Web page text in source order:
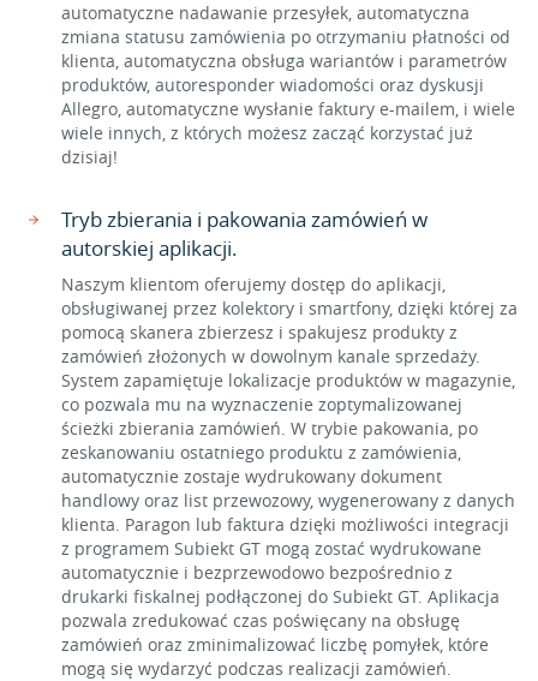
automatyczne nadawanie przesyłek, automatyczna
zmiana statusu zamówienia po otrzymaniu płatności od
klienta, automatyczna obsługa wariantów i parametrów
produktów, autoresponder wiadomości oraz dyskusji
Allegro, automatyczne wysłanie faktury e-mailem, i wiele
wiele innych, z których możesz zacząć korzystać już
dzisiaj!
Tryb zbierania i pakowania zamówień w
autorskiej aplikacji.
Naszym klientom oferujemy dostęp do aplikacji,
obsługiwanej przez kolektory i smartfony, dzięki której za
pomocą skanera zbierzesz i spakujesz produkty z
zamówień złożonych w dowolnym kanale sprzedaży.
System zapamiętuje lokalizacje produktów w magazynie,
co pozwala mu na wyznaczenie zoptymalizowanej
ścieżki zbierania zamówień. W trybie pakowania, po
zeskanowaniu ostatniego produktu z zamówienia,
automatycznie zostaje wydrukowany dokument
handlowy oraz list przewozowy, wygenerowany z danych
klienta. Paragon lub faktura dzięki możliwości integracji
z programem Subiekt GT mogą zostać wydrukowane
automatycznie i bezprzewodowo bezpośrednio z
drukarki fiskalnej podłączonej do Subiekt GT. Aplikacja
pozwala zredukować czas poświęcany na obsługę
zamówień oraz zminimalizować liczbę pomyłek, które
mogą się wydarzyć podczas realizacji zamówień.